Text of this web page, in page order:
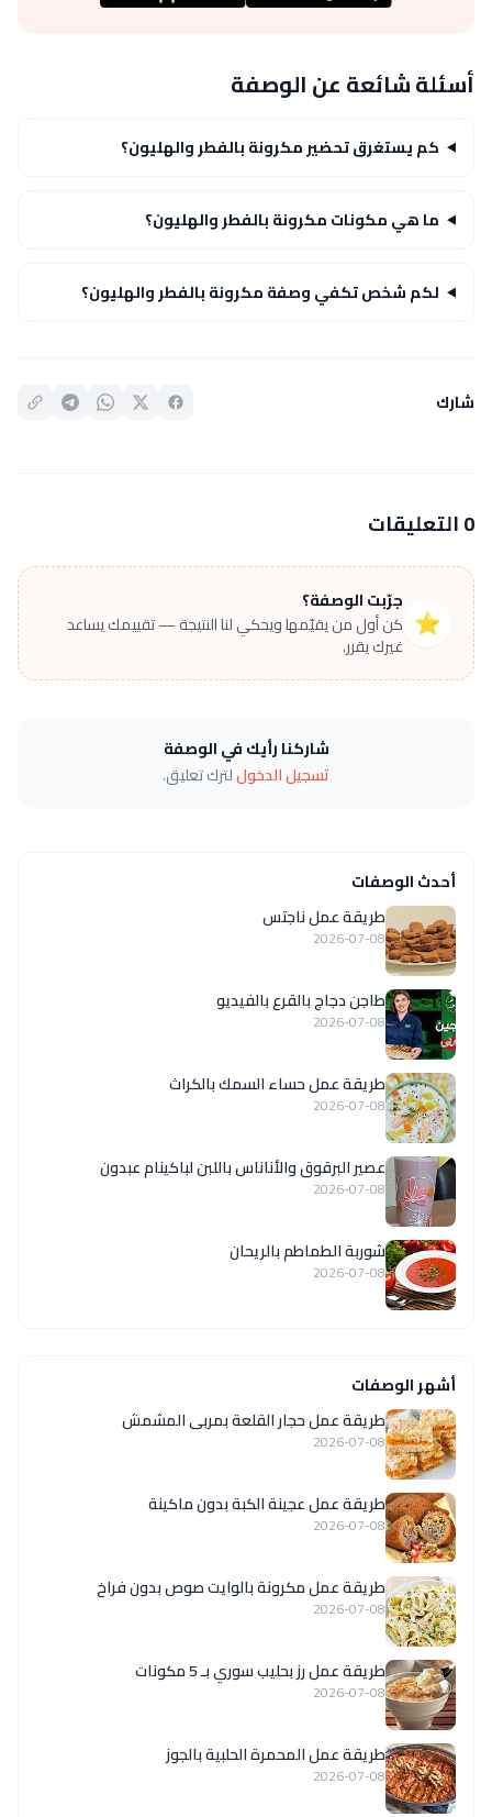
أسئلة شائعة عن الوصفة
كم يستغرق تحضير مكرونة بالفطر والهليون؟
ما هي مكونات مكرونة بالفطر والهليون؟
لكم شخص تكفي وصفة مكرونة بالفطر والهليون؟
شارك
0 التعليقات
⭐
جرّبت الوصفة؟
كن أول من يقيّمها ويحكي لنا النتيجة — تقييمك يساعد
غيرك يقرر.
شاركنا رأيك في الوصفة
تسجيل الدخوللترك تعليق.
أحدث الوصفات
طريقة عمل ناجتس
2026-07-08
طاجن دجاج بالقرع بالفيديو
2026-07-08
طريقة عمل حساء السمك بالكراث
2026-07-08
عصير البرقوق والأناناس باللبن لباكينام عبدون
2026-07-08
شوربة الطماطم بالريحان
2026-07-08
أشهر الوصفات
طريقة عمل حجار القلعة بمربى المشمش
2026-07-08
طريقة عمل عجينة الكبة بدون ماكينة
2026-07-08
طريقة عمل مكرونة بالوايت صوص بدون فراخ
2026-07-08
طريقة عمل رز بحليب سوري بـ 5 مكونات
2026-07-08
طريقة عمل المحمرة الحلبية بالجوز
2026-07-08